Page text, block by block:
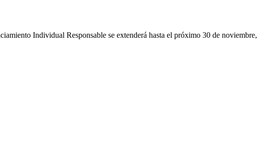
Individual Responsable se extenderá hasta el próximo 30 de noviembre,